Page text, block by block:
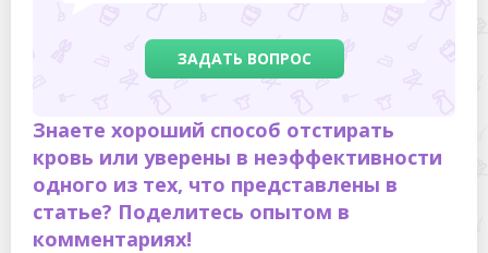
ЗАДАТЬ ВОПРОС
Знаете хороший способ отстирать
кровь или уверены в неэффективности
одного из тех, что представлены в
статье? Поделитесь опытом в
комментариях!